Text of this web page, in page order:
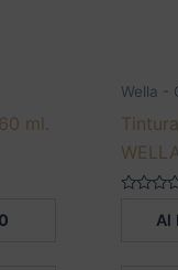
ml.
Wella -
Al